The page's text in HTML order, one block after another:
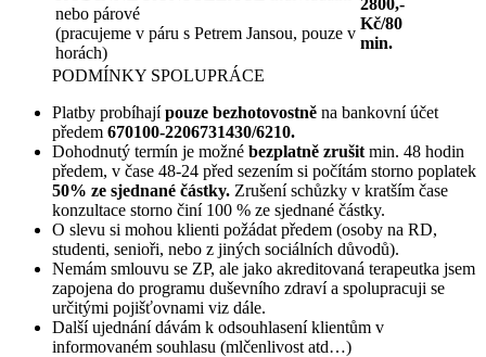
nebo párové
(pracujeme v páru s Petrem Jansou, pouze v
horách)
Kč/80
min.
PODMÍNKY SPOLUPRÁCE
Platby probíhajípouze bezhotovostně na bankovní účet
předem 670100-2206731430/6210.
Dohodnutý termín je možné bezplatně zrušit min. 48 hodin
předem, v čase 48-24 před sezením si počítám storno poplatek
50% ze sjednané částky. Zrušení schůzky v kratším čase
konzultace storno činí 100 % ze sjednané částky.
O slevu si mohou klienti požádat předem (osoby na RD,
studenti, senioři, nebo z jiných sociálních důvodů).
Nemám smlouvu se ZP, ale jako akreditovaná terapeutka jsem
zapojena do programu duševního zdraví a spolupracuji se
určitými pojišťovnami viz dále.
Další ujednání dávám k odsouhlasení klientům v
informovaném souhlasu (mlčenlivost atd…)